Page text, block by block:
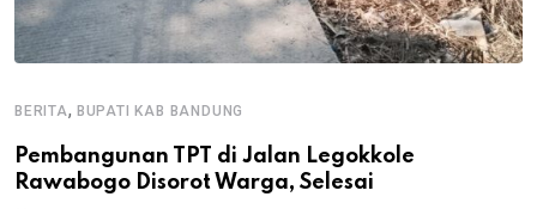
BERITA, BUPATI KAB BANDUNG
Pembangunan TPT di Jalan Legokkole
Rawabogo Disorot Warga, Selesai